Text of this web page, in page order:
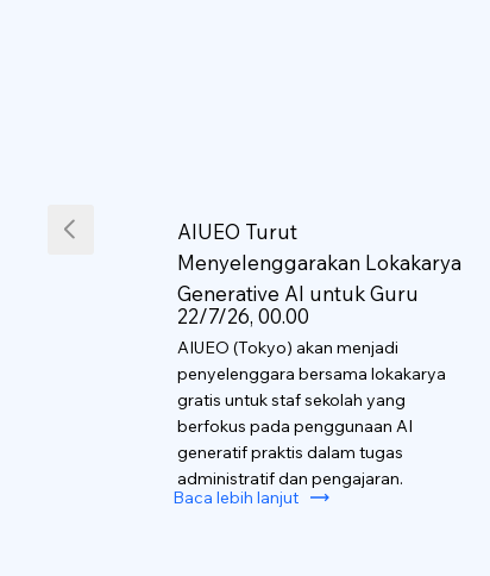
AIUEO Turut
Menyelenggarakan Lokakarya
Generative AI untuk Guru
22/7/26, 00.00
AIUEO (Tokyo) akan menjadi
penyelenggara bersama lokakarya
gratis untuk staf sekolah yang
berfokus pada penggunaan AI
generatif praktis dalam tugas
administratif dan pengajaran.
Baca lebih lanjut